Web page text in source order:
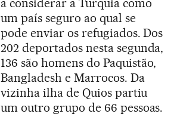
a considerar a Turquia como
um país seguro ao qual se
pode enviar os refugiados. Dos
202 deportados nesta segunda,
136 são homens do Paquistão,
Bangladesh e Marrocos. Da
vizinha ilha de Quios partiu
um outro grupo de 66 pessoas.